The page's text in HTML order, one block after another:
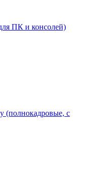
ПК и консолей)
(полнокадровые, с